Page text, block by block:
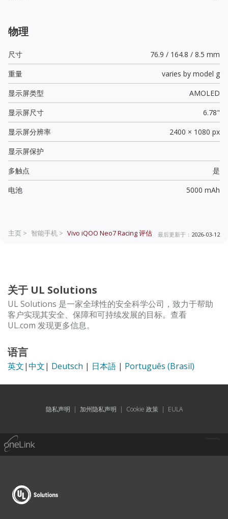
物理
尺寸
76.9 / 164.8 / 8.5 mm
重量
varies by model g
显示屏类型
AMOLED
显示屏尺寸
6.78"
显示屏分辨率
2400 × 1080 px
显示屏保护
多触点
是
电池
5000 mAh
主页 > 智能手机 > Vivo iQOO Neo7 Racing评估 最后更新于： 2026-03-12
关于 UL Solutions
UL Solutions 是一家全球性的安全科学公司，致力于帮助
客户实现其安全、保障和可持续发展的目标。查看
UL.com 发现更多信息。
语言
英文|中文| Deutsch | 日本語 | Português (Brasil)
隐私声明 | 加州隐私声明 | Cookie 政策| EULA